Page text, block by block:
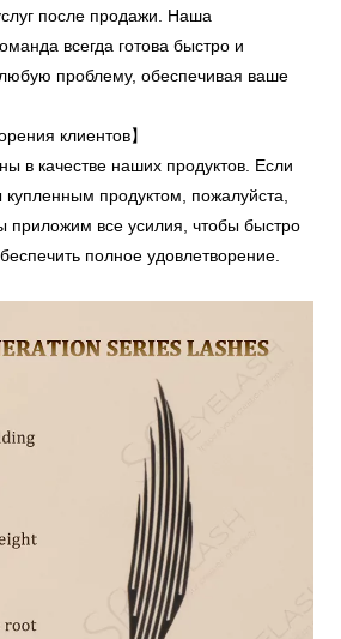
после продажи. Наша
всегда готова быстро и
проблему, обеспечивая ваше
клиентов】
в качестве наших продуктов. Если
продуктом, пожалуйста,
приложим все усилия, чтобы быстро
полное удовлетворение.